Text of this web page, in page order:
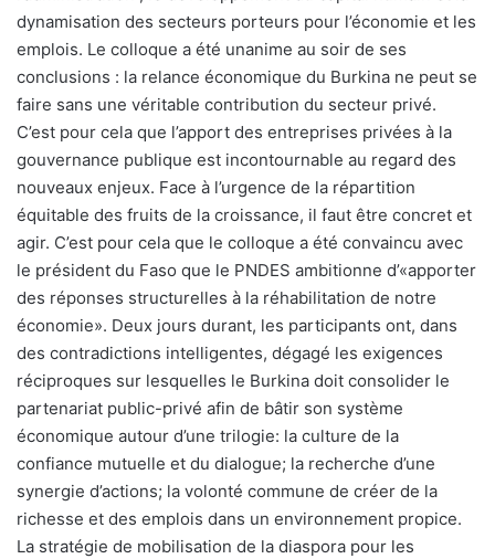
dynamisation des secteurs porteurs pour l’économie et les
emplois. Le colloque a été unanime au soir de ses
conclusions : la relance économique du Burkina ne peut se
faire sans une véritable contribution du secteur privé.
C’est pour cela que l’apport des entreprises privées à la
gouvernance publique est incontournable au regard des
nouveaux enjeux. Face à l’urgence de la répartition
équitable des fruits de la croissance, il faut être concret et
agir. C’est pour cela que le colloque a été convaincu avec
le président du Faso que le PNDES ambitionne d’«apporter
des réponses structurelles à la réhabilitation de notre
économie». Deux jours durant, les participants ont, dans
des contradictions intelligentes, dégagé les exigences
réciproques sur lesquelles le Burkina doit consolider le
partenariat public-privé afin de bâtir son système
économique autour d’une trilogie: la culture de la
confiance mutuelle et du dialogue; la recherche d’une
synergie d’actions; la volonté commune de créer de la
richesse et des emplois dans un environnement propice.
La stratégie de mobilisation de la diaspora pour les